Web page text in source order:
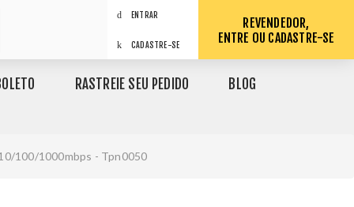
ENTRAR
CADASTRE-SE
REVENDEDOR,
ENTRE OU CADASTRE-SE
RASTREIE SEU PEDIDO BLOG
100/1000mbps - Tpn0050